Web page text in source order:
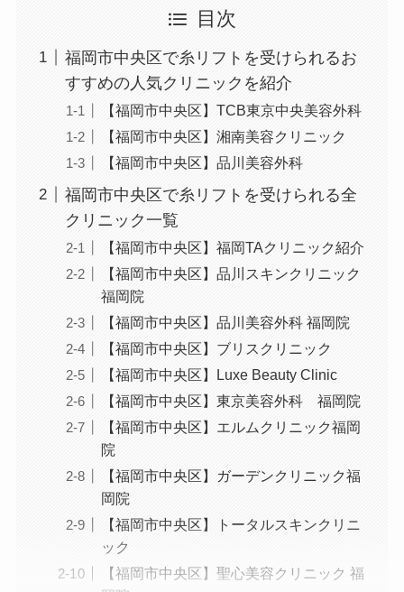
目次
福岡市中央区で糸リフトを受けられるお
すすめの人気クリニックを紹介
【福岡市中央区】TCB東京中央美容外科
【福岡市中央区】湘南美容クリニック
【福岡市中央区】品川美容外科
福岡市中央区で糸リフトを受けられる全
クリニック一覧
【福岡市中央区】福岡TAクリニック紹介
【福岡市中央区】品川スキンクリニック
福岡院
【福岡市中央区】品川美容外科 福岡院
【福岡市中央区】ブリスクリニック
【福岡市中央区】Luxe Beauty Clinic
【福岡市中央区】東京美容外科 福岡院
【福岡市中央区】エルムクリニック福岡
院
【福岡市中央区】ガーデンクリニック福
岡院
【福岡市中央区】トータルスキンクリニ
ック
【福岡市中央区】聖心美容クリニック 福